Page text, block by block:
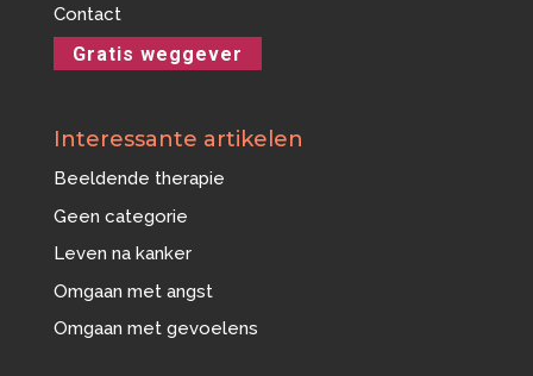
Contact
Gratis weggever
Interessante artikelen
Beeldende therapie
Geen categorie
Leven na kanker
Omgaan met angst
Omgaan met gevoelens